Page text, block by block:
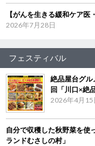
【がんを生きる緩和ケア
2026年7月28日
フェスティバル
絶品屋台グ
回「川口×絶
2026年4月15
自分で収穫した秋野菜を
ランドむさしの村」